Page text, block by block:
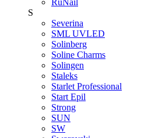
RuNail
S
Severina
SML UVLED
Solinberg
Soline Charms
Solingen
Staleks
Starlet Professional
Start Epil
Strong
SUN
SW